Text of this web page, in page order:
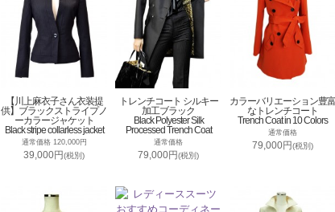
【川上麻衣子さん衣装提
供】ブラックストライプノ
ーカラージャケット
Black stripe collarless jacket
通常価格 120,000円
39,000円(税別)
トレンチコート シルキー
加工ブラック
Black Polyester Silk
Processed Trench Coat
通常価格
79,000円(税別)
カラーバリエーション豊富
なトレンチコート
Trench Coat in 10 Colors
通常価格
79,000円(税別)